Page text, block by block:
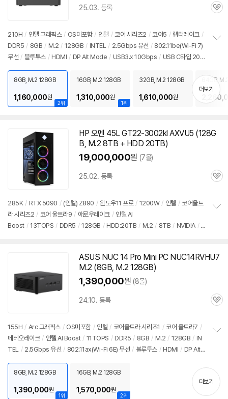
25.03. 등록
관
210H / 인텔 그래픽스 / OS미포함 / 인텔 / 코어 시리즈2 / 코어5 / 랩터레이크 /
DDR5 / 8GB / M.2 / 128GB / INTEL / 2.5Gbps 유선 / 802.11be(Wi-Fi 7)
무선 / 블루투스 / HDMI / DP Alt Mode / USB3.x 10Gbps / USB C타입 20G
치
기
2위
8GB, M.2 128GB
1,160,000원
1위
16GB, M.2 128GB
1,310,000원
32GB, M.2 128GB
1,610,000원
64GB,
더보기
HP 오멘 45L GT22-3002kl AXVU5 (128G
B, M.2 8TB + HDD 20TB)
19,000,000원 (7몰)
25.02. 등록
관
285K / RTX 5090 / (인텔) Z890 / 윈도우11 프로 / 1200W / 인텔 / 코어울트
라 시리즈2 / 코어 울트라9 / 애로우레이크 / 인텔 AI
Boost / 13TOPS / DDR5 / 128GB / HDD:20TB / M.2 / 8TB / NVIDIA /
22.6kg / 수랭쿨러 / LED쿨러 / 용도: 게임용 / 구성변
기
ASUS NUC 14 Pro Mini PCNUC14RVHU7
M.2 (8GB, M.2 128GB)
1,390,000원 (8몰)
24.10. 등록
관
155H / Arc 그래픽스 / OS미포함 / 인텔 / 코어울트라 시리즈1 / 코어 울트라7 /
메테오레이크 / 인텔 AI Boost / 11TOPS / DDR5 / 8GB / M.2 / 128GB / IN
TEL / 2.5Gbps 유선 / 802.11ax(Wi-Fi 6E) 무선 / 블루투스 / HDMI / DP Alt
PC / 용도: 사무/인강용
기
1위
8GB, M.2 128GB
1,390,000원
2위
16GB, M.2 128GB
1,570,000원
더보기